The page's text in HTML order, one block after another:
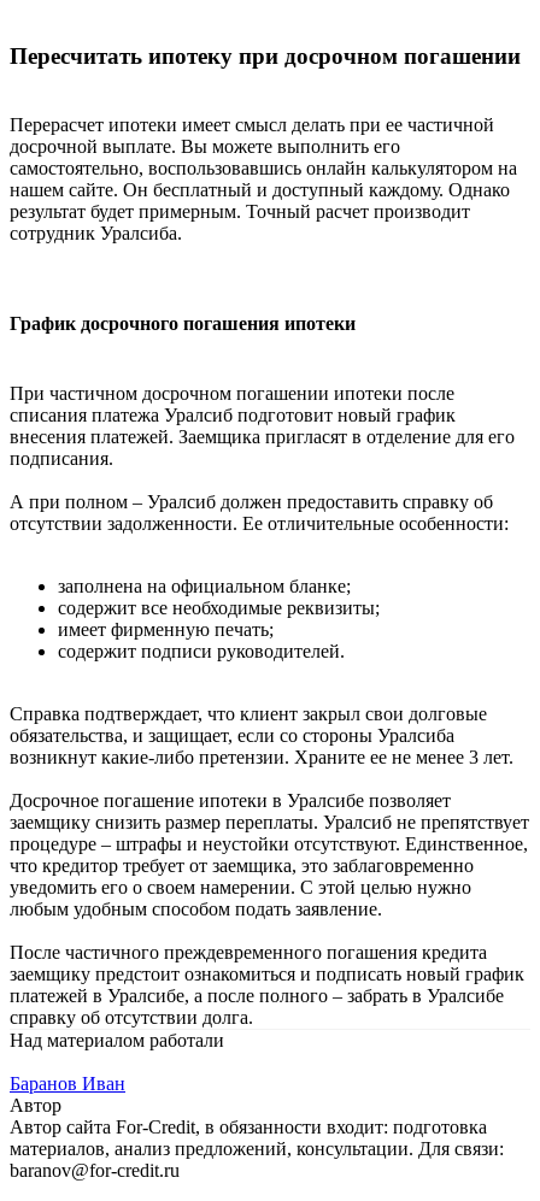
Пересчитать ипотеку при досрочном погашении
Перерасчет ипотеки имеет смысл делать при ее частичной
досрочной выплате. Вы можете выполнить его
самостоятельно, воспользовавшись онлайн калькулятором на
нашем сайте. Он бесплатный и доступный каждому. Однако
результат будет примерным. Точный расчет производит
сотрудник Уралсиба.
График досрочного погашения ипотеки
При частичном досрочном погашении ипотеки после
списания платежа Уралсиб подготовит новый график
внесения платежей. Заемщика пригласят в отделение для его
подписания.
А при полном – Уралсиб должен предоставить справку об
отсутствии задолженности. Ее отличительные особенности:
заполнена на официальном бланке;
содержит все необходимые реквизиты;
имеет фирменную печать;
содержит подписи руководителей.
Справка подтверждает, что клиент закрыл свои долговые
обязательства, и защищает, если со стороны Уралсиба
возникнут какие-либо претензии. Храните ее не менее 3 лет.
Досрочное погашение ипотеки в Уралсибе позволяет
заемщику снизить размер переплаты. Уралсиб не препятствует
процедуре – штрафы и неустойки отсутствуют. Единственное,
что кредитор требует от заемщика, это заблаговременно
уведомить его о своем намерении. С этой целью нужно
любым удобным способом подать заявление.
После частичного преждевременного погашения кредита
заемщику предстоит ознакомиться и подписать новый график
платежей в Уралсибе, а после полного – забрать в Уралсибе
справку об отсутствии долга.
Над материалом работали
Баранов Иван
Автор
Автор сайта For-Credit, в обязанности входит: подготовка
материалов, анализ предложений, консультации. Для связи:
baranov@for-credit.ru